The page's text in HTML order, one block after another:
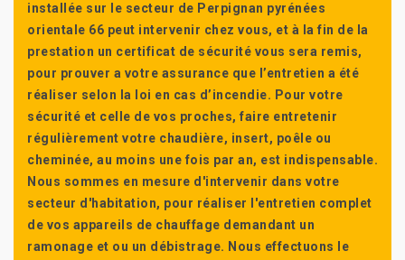
installée sur le secteur de Perpignan pyrénées
orientale 66 peut intervenir chez vous, et à la fin de la
prestation un certificat de sécurité vous sera remis,
pour prouver a votre assurance que l’entretien a été
réaliser selon la loi en cas d’incendie. Pour votre
sécurité et celle de vos proches, faire entretenir
régulièrement votre chaudière, insert, poêle ou
cheminée, au moins une fois par an, est indispensable.
Nous sommes en mesure d'intervenir dans votre
secteur d'habitation, pour réaliser l'entretien complet
de vos appareils de chauffage demandant un
ramonage et ou un débistrage. Nous effectuons le